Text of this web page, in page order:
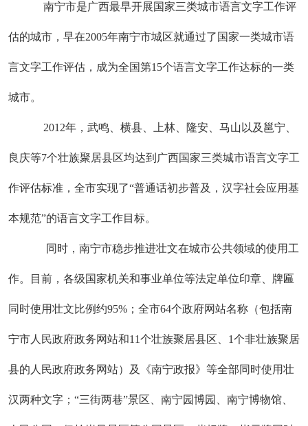
南宁市是广西最早开展国家三类城市语言文字工作评
估的城市，早在2005年南宁市城区就通过了国家一类城市语
言文字工作评估，成为全国第15个语言文字工作达标的一类
城市。
2012年，武鸣、横县、上林、隆安、马山以及邕宁、
良庆等7个壮族聚居县区均达到广西国家三类城市语言文字工
作评估标准，全市实现了“普通话初步普及，汉字社会应用基
本规范”的语言文字工作目标。
同时，南宁市稳步推进壮文在城市公共领域的使用工
作。目前，各级国家机关和事业单位等法定单位印章、牌匾
同时使用壮文比例约95%；全市64个政府网站名称（包括南
宁市人民政府政务网站和11个壮族聚居县区、1个非壮族聚居
县的人民政府政务网站）及《南宁政报》等全部同时使用壮
汉两种文字；“三街两巷”景区、南宁园博园、南宁博物馆、